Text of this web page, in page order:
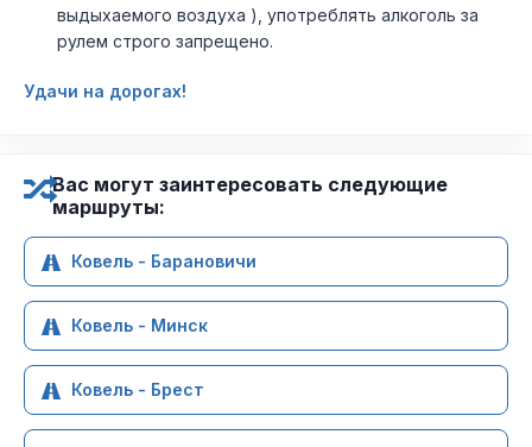
выдыхаемого воздуха ), употреблять алкоголь за
рулем строго запрещено.
Удачи на дорогах!
Вас могут заинтересовать следующие
маршруты:
Ковель - Барановичи
Ковель - Минск
Ковель - Брест